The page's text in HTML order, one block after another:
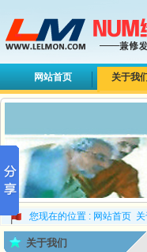
网站首页 关于我们
您现在的位置 : 网站首页
关于我们